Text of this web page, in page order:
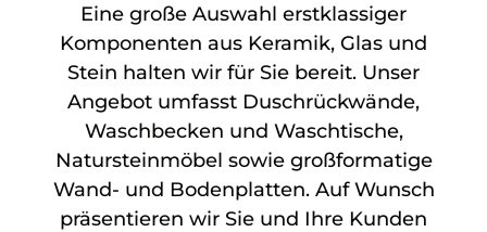
Eine große Auswahl erstklassiger
Komponenten aus Keramik, Glas und
Stein halten wir für Sie bereit. Unser
Angebot umfasst Duschrückwände,
Waschbecken und Waschtische,
Natursteinmöbel sowie großformatige
Wand- und Bodenplatten. Auf Wunsch
präsentieren wir Sie und Ihre Kunden